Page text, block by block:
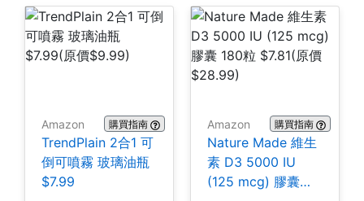
Amazon 購買指南
TrendPlain 2合1 可
倒可噴霧 玻璃油瓶
$7.99
Amazon 購買指南
Nature Made 維生
素 D3 5000 IU
(125 mcg) 膠囊